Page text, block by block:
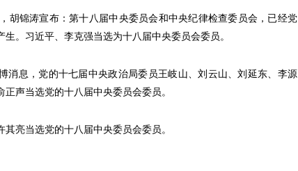
锦涛宣布：第十八届中央委员会和中央纪律检查委员会，已经党
。习近平、李克强当选为十八届中央委员会委员。
息，党的十七届中央政治局委员王岐山、刘云山、刘延东、李源
声当选党的十八届中央委员会委员。
亮当选党的十八届中央委员会委员。